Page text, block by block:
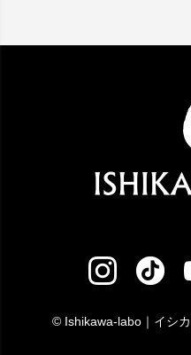
© Ishikawa-labo｜イシ